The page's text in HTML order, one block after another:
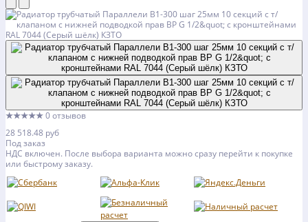
★★★★★0 отзывов
28 518.48 руб
Под заказ
НДС включен. После выбора варианта можно сразу перейти к покупке
или быстрому заказу.